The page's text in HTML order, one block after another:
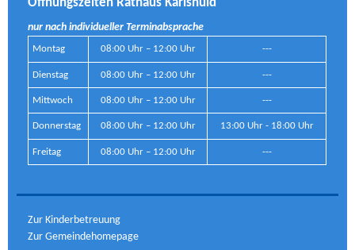
Öffnungszeiten Rathaus Karlshuld
nur nach individueller Terminabsprache
Montag 08:00 Uhr – 12:00 Uhr ---
Dienstag 08:00 Uhr – 12:00 Uhr ---
Mittwoch 08:00 Uhr – 12:00 Uhr ---
Donnerstag 08:00 Uhr – 12:00 Uhr 13:00 Uhr - 18:00 Uhr
Freitag 08:00 Uhr – 12:00 Uhr ---
Zur Kinderbetreuung
Zur Gemeindehomepage